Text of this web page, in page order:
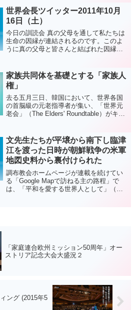
世界会長ツイッター2011年10月
16日（土）
今日の訓読会 真の父母を通して私たちは
生命の因縁が連結されるのです。このよ
うに真の父母と皆さんと結ばれた因縁は
です。なぜならばその因縁は勝利の歴史
の結集体で成り立っている...
家族共同体を基礎とする「家族人
権」
去る五月三日、韓国において、世界各国
の首脳級の元老指導者が集い、「世界元
老会」（The Elders' Roundtable）がキッ
加する高齢化問題が、世界的イシュー
と...
文先生たちが平壌から南下し臨津
江を渡った日時が朝鮮戦争の米軍
地図史料から裏付けられた
調布教会ホームページが連載を続けてい
る「Google Mapで訪ねる主の路程」で
は、「平和を愛する世界人として」（文
「家庭連合欧州ミッション50周年」オー
ストリア記念大会大盛況２
ング (2015年5